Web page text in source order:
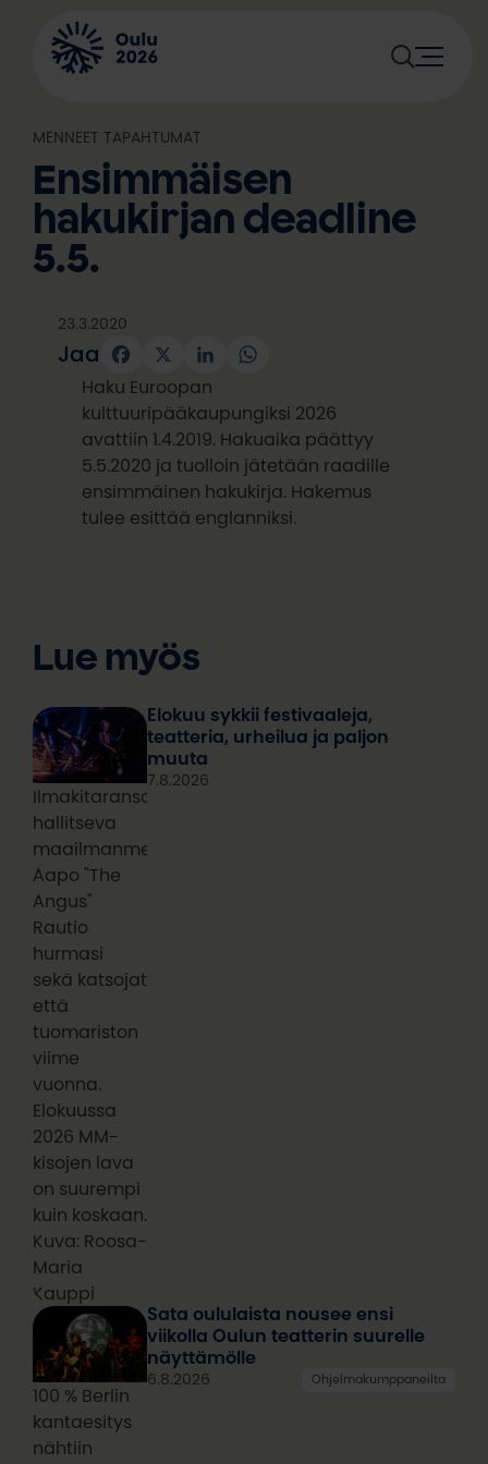
sisältöön
MENNEET TAPAHTUMAT
Ensimmäisen
hakukirjan deadline
5.5.
23.3.2020
Jaa Facebook
X LinkedInWhatsApp
Haku Euroopan
kulttuuripääkaupungiksi 2026
avattiin 1.4.2019. Hakuaika päättyy
5.5.2020 ja tuolloin jätetään raadille
ensimmäinen hakukirja. Hakemus
tulee esittää englanniksi.
Lue myös
Ilmakitaransoiton
hallitseva
maailmanmestari
Aapo "The
Angus"
Rautio
hurmasi
sekä katsojat
että
tuomariston
viime
vuonna.
Elokuussa
2026 MM-
kisojen lava
on suurempi
kuin koskaan.
Kuva: Roosa-
Maria
Kauppi
Elokuu sykkii festivaaleja,
teatteria, urheilua ja paljon
muuta
7.8.2026
100 % Berlin
kantaesitys
nähtiin
Sata oululaista nousee ensi
viikolla Oulun teatterin suurelle
näyttämölle
6.8.2026 Ohjelmakumppaneilta